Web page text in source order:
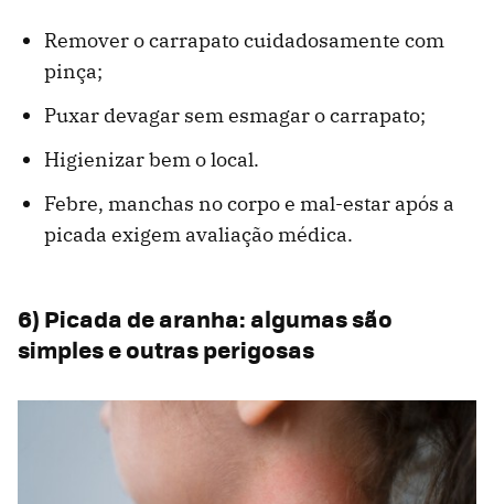
Remover o carrapato cuidadosamente com
pinça;
Puxar devagar sem esmagar o carrapato;
Higienizar bem o local.
Febre, manchas no corpo e mal-estar após a
picada exigem avaliação médica.
6) Picada de aranha: algumas são
simples e outras perigosas